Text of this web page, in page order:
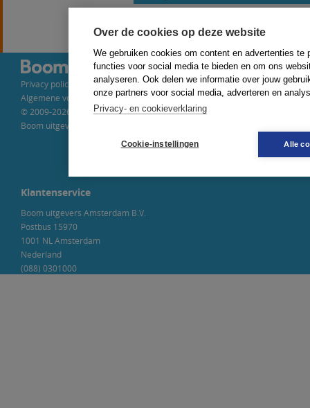
Over de cookies op deze website
We gebruiken cookies om content en advertenties te
functies voor social media te bieden en om ons
analyseren. Ook delen we informatie over jouw
onze partners voor social media, adverteren en
Privacy- en cookieverklaring
Cookie-instellingen Alle
Privacy policy
Algemene voorwaarden
© 2009-2026
Boom uitgevers Amsterdam
Redactieadres
Systeemtherapie
Foke van Bentum
WG-plein 209
telefoon: (020) 612 30 78
Klantenservice
Boom uitgevers Amsterdam B.V.
Postbus 15970
1001 NL Amsterdam
Nederland
(088) 0301000